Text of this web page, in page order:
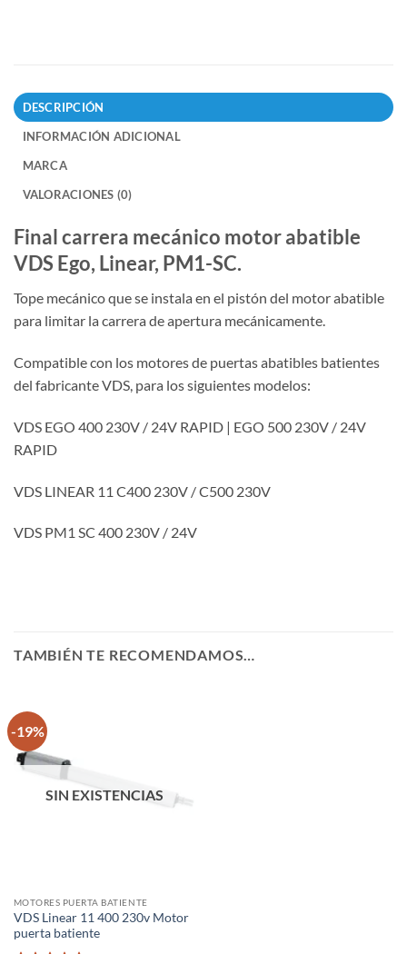
DESCRIPCIÓN
INFORMACIÓN ADICIONAL
MARCA
VALORACIONES (0)
Final carrera mecánico motor abatible
VDS Ego, Linear, PM1-SC.
Tope mecánico que se instala en el pistón del motor abatible
para limitar la carrera de apertura mecánicamente.
Compatible con los motores de puertas abatibles batientes
del fabricante VDS, para los siguientes modelos:
VDS EGO 400 230V / 24V RAPID | EGO 500 230V / 24V
RAPID
VDS LINEAR 11 C400 230V / C500 230V
VDS PM1 SC 400 230V / 24V
TAMBIÉN TE RECOMENDAMOS…
-19%
SIN EXISTENCIAS
MOTORES PUERTA BATIENTE
VDS Linear 11 400 230v Motor
puerta batiente